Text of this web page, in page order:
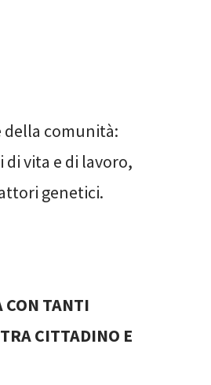
della comunità:
vita e di lavoro,
genetici.
TANTI
CITTADINO E